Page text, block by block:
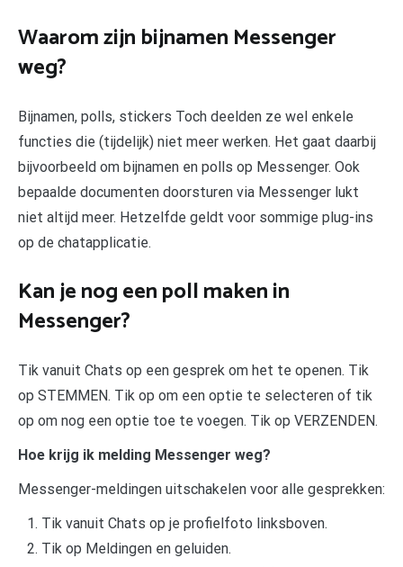
Waarom zijn bijnamen Messenger
weg?
Bijnamen, polls, stickers Toch deelden ze wel enkele
functies die (tijdelijk) niet meer werken. Het gaat daarbij
bijvoorbeeld om bijnamen en polls op Messenger. Ook
bepaalde documenten doorsturen via Messenger lukt
niet altijd meer. Hetzelfde geldt voor sommige plug-ins
op de chatapplicatie.
Kan je nog een poll maken in
Messenger?
Tik vanuit Chats op een gesprek om het te openen. Tik
op STEMMEN. Tik op om een optie te selecteren of tik
op om nog een optie toe te voegen. Tik op VERZENDEN.
Hoe krijg ik melding Messenger weg?
Messenger-meldingen uitschakelen voor alle gesprekken:
Tik vanuit Chats op je profielfoto linksboven.
Tik op Meldingen en geluiden.